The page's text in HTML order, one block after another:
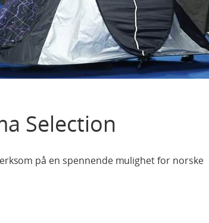
Selection
på en spennende mulighet for norske